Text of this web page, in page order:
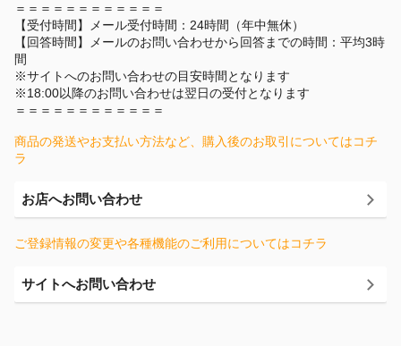
＝＝＝＝＝＝＝＝＝＝＝＝
【受付時間】メール受付時間：24時間（年中無休）
【回答時間】メールのお問い合わせから回答までの時間：平均3時
間
※サイトへのお問い合わせの目安時間となります
※18:00以降のお問い合わせは翌日の受付となります
＝＝＝＝＝＝＝＝＝＝＝＝
商品の発送やお支払い方法など、購入後のお取引についてはコチ
ラ
お店へお問い合わせ
ご登録情報の変更や各種機能のご利用についてはコチラ
サイトへお問い合わせ